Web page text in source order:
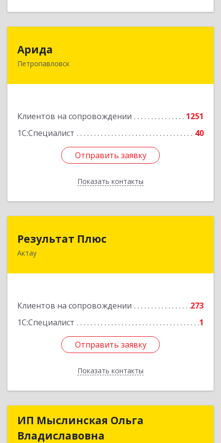
Арида
Петропавловск
Клиентов на сопровождении
1251
1С:Специалист
40
Отправить заявку
Показать контакты
150013, Казахстан, СКО, г.Петропавловск,
Отправить заявку
Назад
Результат Плюс
Актау
Клиентов на сопровождении
273
1С:Специалист
1
Отправить заявку
Показать контакты
Республика Казахстан, Мангистауская область,
Отправить заявку
Назад
ИП Мыслинская Ольга
Владиславовна
ИП Мыслинская Ольга